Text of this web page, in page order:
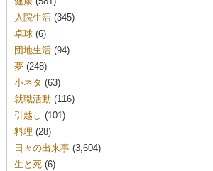
入院生活(345)
卓球(6)
団地生活(94)
夢(248)
小ネタ (63)
就職活動(116)
引越し (101)
料理 (28)
日々の出来事(3,604)
生と死(6)